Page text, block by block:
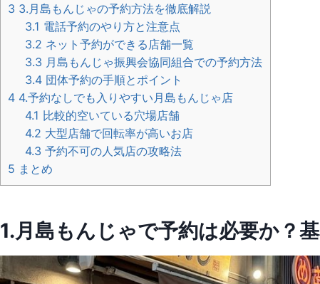
3 3.月島もんじゃの予約方法を徹底解説
3.1 電話予約のやり方と注意点
3.2 ネット予約ができる店舗一覧
3.3 月島もんじゃ振興会協同組合での予約方法
3.4 団体予約の手順とポイント
4 4.予約なしでも入りやすい月島もんじゃ店
4.1 比較的空いている穴場店舗
4.2 大型店舗で回転率が高いお店
4.3 予約不可の人気店の攻略法
5 まとめ
1.月島もんじゃで予約は必要か？